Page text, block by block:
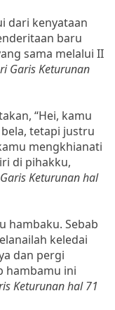
dari kenyataan
baru
sama melalui II
Garis Keturunan
“Hei, kamu
tetapi justru
mengkhianati
di pihakku,
Keturunan hal
hambaku. Sebab
keledai
dan pergi
hambamu ini
Keturunan hal 71